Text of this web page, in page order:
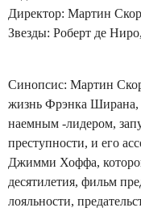
Директор: Мартин
Звезды: Роберт де
Синопсис: Мартин
жизнь Фрэнка Ширана,
наемным -лидером,
преступности, и его
Джимми Хоффа,
десятилетия, фильм
лояльности,